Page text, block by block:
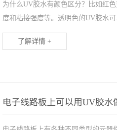
为什么UV胶水有颜色区分？比如红
度和粘接强度等。透明色的UV胶水
了解详情 +
电子线路板上可以用UV胶水